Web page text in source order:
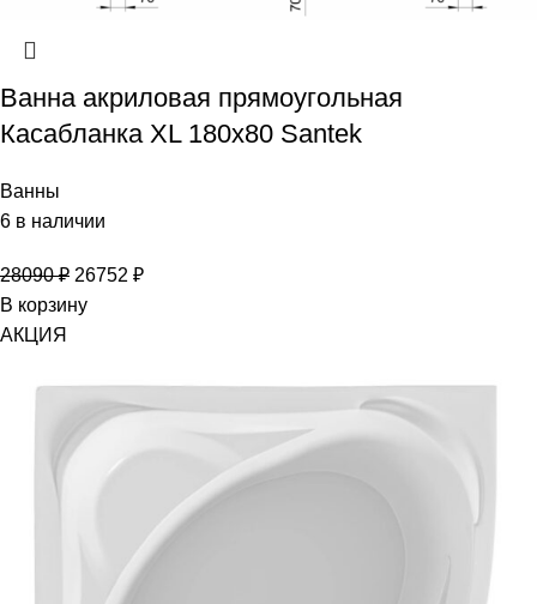
Ванна акриловая прямоугольная
Касабланка XL 180х80 Santek
Ванны
6 в наличии
28090₽ 26752 ₽
В корзину
АКЦИЯ